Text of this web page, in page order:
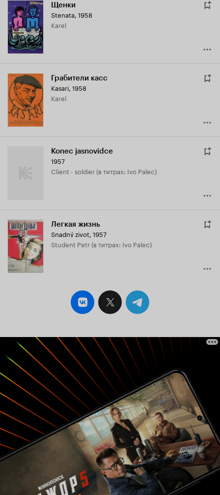
Щенки
Stenata, 1958
Karel
Грабители касс
Kasari, 1958
Karel
Konec jasnovidce
1957
Client - soldier (в титрах: Ivo Palec)
Легкая жизнь
Snadný zivot, 1957
Student Petr (в титрах: Ivo Palec)